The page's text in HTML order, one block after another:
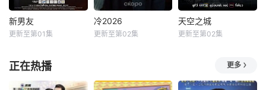
新男友
更新至第01集
冷2026
更新至第02集
天空之城
更新至第02集
正在热播 更多